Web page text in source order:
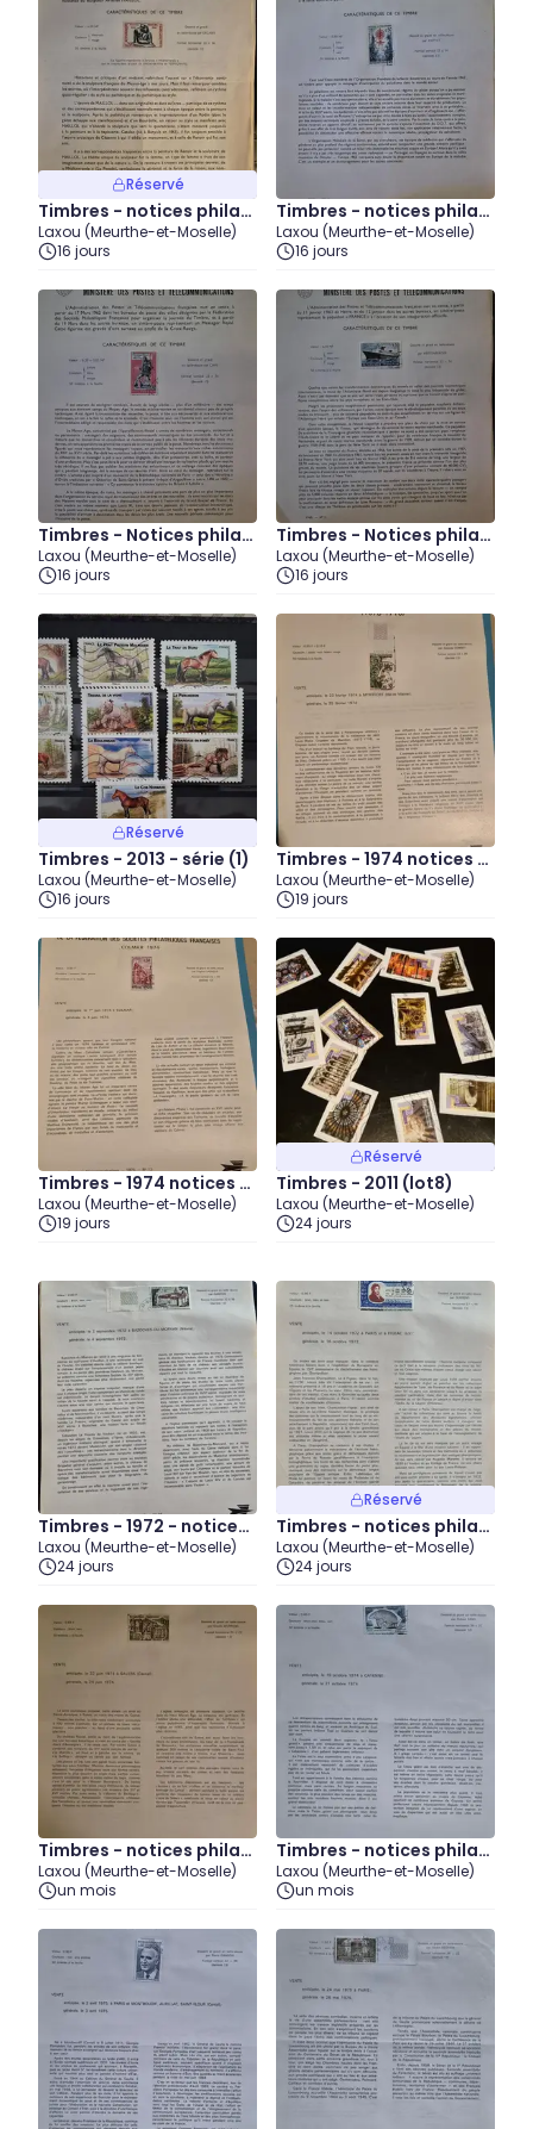
Réservé
Timbres - notices philat
éliques - 1961 (1)
Laxou (Meurthe-et-Moselle)
16 jours
Timbres - notices philat
éliques - 1962 (3)
Laxou (Meurthe-et-Moselle)
16 jours
Timbres - Notices philat
éliques - 1962 (2)
Laxou (Meurthe-et-Moselle)
16 jours
Timbres - Notices philat
éliques - 1962 (1)
Laxou (Meurthe-et-Moselle)
16 jours
Réservé
Timbres - 2013 - série (1)
Laxou (Meurthe-et-Moselle)
16 jours
Timbres - 1974 notices p
hilatéliques (lot2)
Laxou (Meurthe-et-Moselle)
19 jours
Timbres - 1974 notices p
hilatéliques (lot4)
Laxou (Meurthe-et-Moselle)
19 jours
Réservé
Timbres - 2011 (lot8)
Laxou (Meurthe-et-Moselle)
24 jours
Timbres - 1972 - notices
philatéliques (lot4)
Laxou (Meurthe-et-Moselle)
24 jours
Réservé
Timbres - notices philat
éliques - 1972 (lot5)
Laxou (Meurthe-et-Moselle)
24 jours
Timbres - notices philat
éliques - 1974 (lot5)
Laxou (Meurthe-et-Moselle)
un mois
Timbres - notices philat
éliques - 1975 (lot1)
Laxou (Meurthe-et-Moselle)
un mois